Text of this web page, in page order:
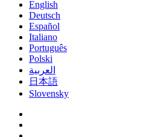
English
Deutsch
Español
Italiano
Português
Polski
العربية
日本語
Slovensky